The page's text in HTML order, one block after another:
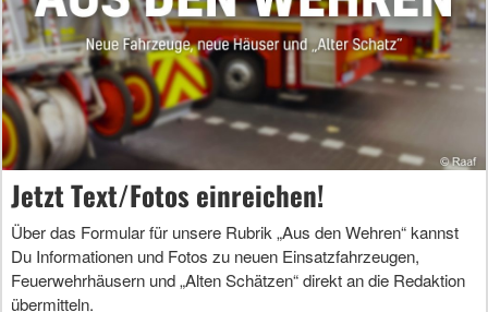
Jetzt Text/Fotos einreichen!
Über das Formular für unsere Rubrik „Aus den Wehren“ kannst
Du Informationen und Fotos zu neuen Einsatzfahrzeugen,
Feuerwehrhäusern und „Alten Schätzen“ direkt an die Redaktion
übermitteln.